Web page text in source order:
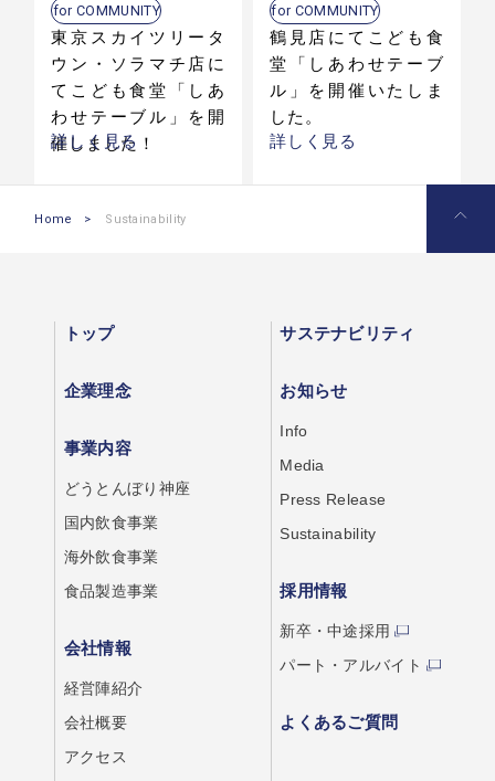
for COMMUNITY
東京スカイツリータ
ウン・ソラマチ店に
てこども食堂「しあ
わせテーブル」を開
催しました！
詳しく見る
for COMMUNITY
鶴見店にてこども食
堂「しあわせテーブ
ル」を開催いたしま
した。
詳しく見る
Home > Sustainability
トップ
企業理念
事業内容
どうとんぼり神座
国内飲食事業
海外飲食事業
食品製造事業
会社情報
経営陣紹介
会社概要
アクセス
サステナビリティ
お知らせ
Info
Media
Press Release
Sustainability
採用情報
新卒・中途採用
パート・アルバイト
よくあるご質問